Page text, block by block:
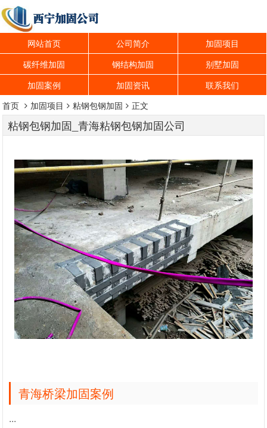
网站首页 公司简介
加固项目
碳纤维加固
钢结构加固
别墅加固
加固案例
加固资讯
联系我们
首页
加固项目 粘钢包钢加固 正文
粘钢包钢加固_青海粘钢包钢加固公司
青海桥梁加固案例
...